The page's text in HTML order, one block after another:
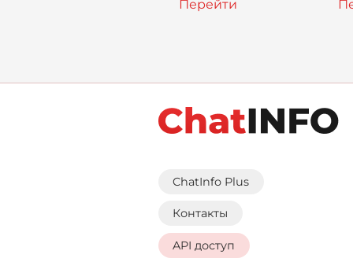
молодежи, люди,
ChatInfo Plus
Контакты
API доступ